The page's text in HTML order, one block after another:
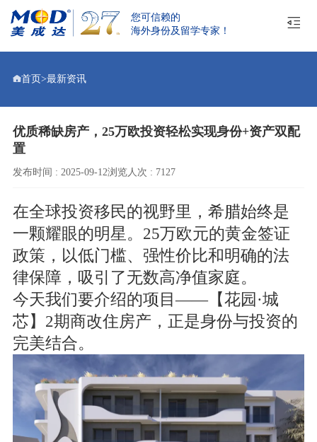
您可信赖的
海外身份及留学专家！
首页>最新资讯
优质稀缺房产，25万欧投资轻松实现身份+资产双配
置
发布时间 : 2025-09-12浏览人次 : 7127
在全球投资移民的视野里，希腊始终是
一颗耀眼的明星。25万欧元的黄金签证
政策，以低门槛、强性价比和明确的法
律保障，吸引了无数高净值家庭。
今天我们要介绍的项目——【花园·城
芯】2期商改住房产，正是身份与投资的
完美结合。